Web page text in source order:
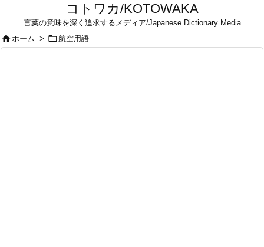
コトワカ/KOTOWAKA
言葉の意味を深く追求するメディア/Japanese Dictionary Media
ホーム > 航空用語